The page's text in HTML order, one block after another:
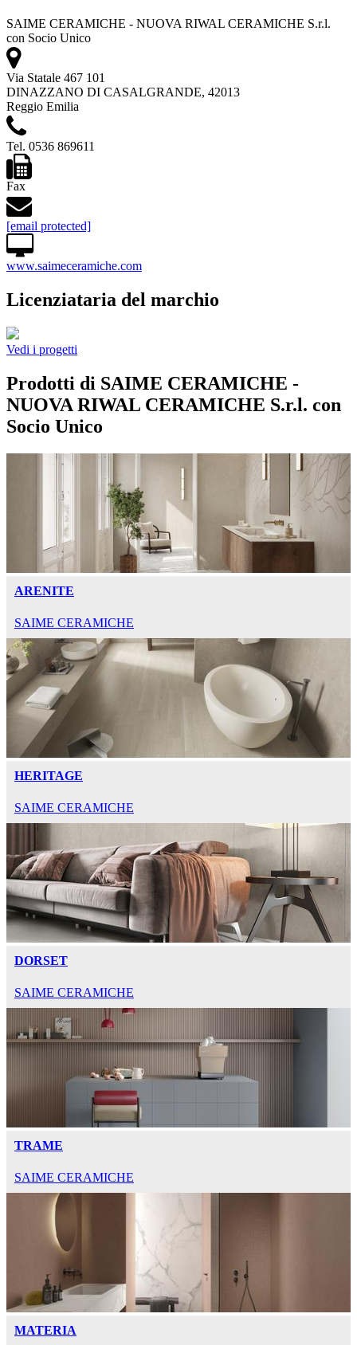
SAIME CERAMICHE - NUOVA RIWAL CERAMICHE S.r.l.
con Socio Unico
Via Statale 467 101
DINAZZANO DI CASALGRANDE, 42013
Reggio Emilia
Tel. 0536 869611
Fax
[email protected]
www.saimeceramiche.com
Licenziataria del marchio
Vedi i progetti
Prodotti di SAIME CERAMICHE -
NUOVA RIWAL CERAMICHE S.r.l. con
Socio Unico
ARENITE
SAIME CERAMICHE
HERITAGE
SAIME CERAMICHE
DORSET
SAIME CERAMICHE
TRAME
SAIME CERAMICHE
MATERIA